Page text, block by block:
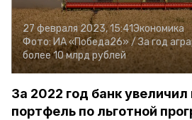
27 февраля 2023, 15:41Экономика
Фото:ИА «Победа26» / За год
более 10 млрд рублей
За 2022 год банк
портфель по льготной